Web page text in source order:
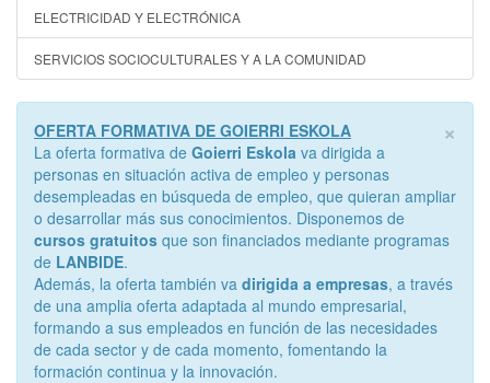
ELECTRICIDAD Y ELECTRÓNICA
SERVICIOS SOCIOCULTURALES Y A LA COMUNIDAD
×
OFERTA FORMATIVA DE GOIERRI ESKOLA
La oferta formativa de Goierri Eskola va dirigida a
personas en situación activa de empleo y personas
desempleadas en búsqueda de empleo, que quieran ampliar
o desarrollar más sus conocimientos. Disponemos de
cursos gratuitos que son financiados mediante programas
de LANBIDE.
Además, la oferta también va dirigida a empresas, a través
de una amplia oferta adaptada al mundo empresarial,
formando a sus empleados en función de las necesidades
de cada sector y de cada momento, fomentando la
formación continua y la innovación.